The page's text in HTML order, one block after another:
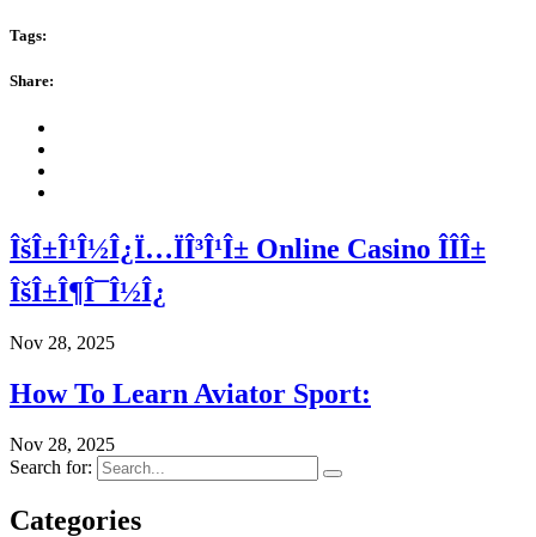
Tags:
Share:
ÎšÎ±Î¹Î½Î¿Ï…ÏÎ³Î¹Î± Online Casino ÎÎ­Î±
ÎšÎ±Î¶Î¯Î½Î¿
Nov 28, 2025
How To Learn Aviator Sport:
Nov 28, 2025
Search for:
Categories